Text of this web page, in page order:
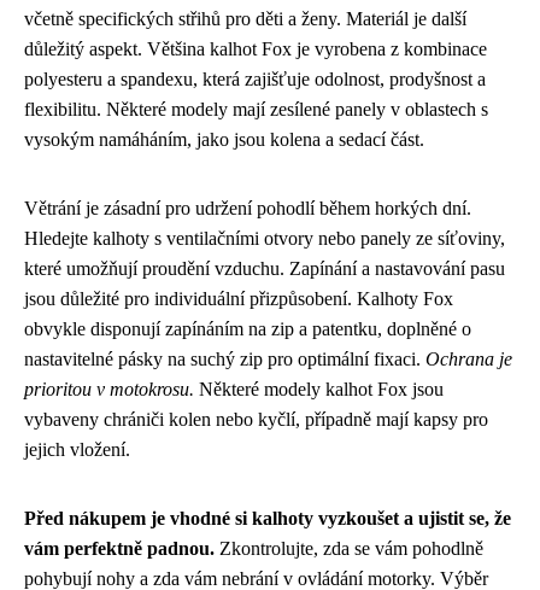
včetně specifických střihů pro děti a ženy. Materiál je další
důležitý aspekt. Většina kalhot Fox je vyrobena z kombinace
polyesteru a spandexu, která zajišťuje odolnost, prodyšnost a
flexibilitu. Některé modely mají zesílené panely v oblastech s
vysokým namáháním, jako jsou kolena a sedací část.
Větrání je zásadní pro udržení pohodlí během horkých dní.
Hledejte kalhoty s ventilačními otvory nebo panely ze síťoviny,
které umožňují proudění vzduchu. Zapínání a nastavování pasu
jsou důležité pro individuální přizpůsobení. Kalhoty Fox
obvykle disponují zapínáním na zip a patentku, doplněné o
nastavitelné pásky na suchý zip pro optimální fixaci. Ochrana je
prioritou v motokrosu. Některé modely kalhot Fox jsou
vybaveny chrániči kolen nebo kyčlí, případně mají kapsy pro
jejich vložení.
Před nákupem je vhodné si kalhoty vyzkoušet a ujistit se, že
vám perfektně padnou. Zkontrolujte, zda se vám pohodlně
pohybují nohy a zda vám nebrání v ovládání motorky. Výběr